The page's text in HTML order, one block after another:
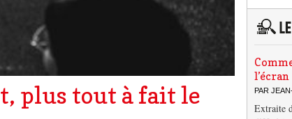
plus tout à fait le
l’écran
PAR
Extraite